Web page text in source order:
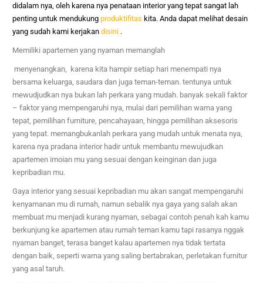
didalam nya, oleh karena nya penataan interior yang tepat sangat lah
penting untuk mendukungproduktifitas kita. Anda dapat melihat desain
yang sudah kami kerjakandisini .
Memiliki apartemen yang nyaman memanglah
menyenangkan, karena kita hampir setiap hari menempati nya
bersama keluarga, saudara dan juga teman-teman. tentunya untuk
mewudjudkan nya bukan lah perkara yang mudah. banyak sekali faktor
– faktor yang mempengaruhi nya, mulai dari pemilihan warna yang
tepat, pemilihan furniture, pencahayaan, hingga pemilihan aksesoris
yang tepat. memangbukanlah perkara yang mudah untuk menata nya,
karena nya pradana interior hadir untuk membantu mewujudkan
apartemen imoian mu yang sesuai dengan keinginan dan juga
kepribadian mu.
Gaya interior yang sesuai kepribadian mu akan sangat mempengaruhi
kenyamanan mu di rumah, namun sebalik nya gaya yang salah akan
membuat mu menjadi kurang nyaman, sebagai contoh penah kah kamu
berkunjung ke apartemen atau rumah teman kamu tapi rasanya nggak
nyaman banget, terasa banget kalau apartemen nya tidak tertata
dengan baik, seperti warna yang saling bertabrakan, perletakan furnitur
yang asal taruh.